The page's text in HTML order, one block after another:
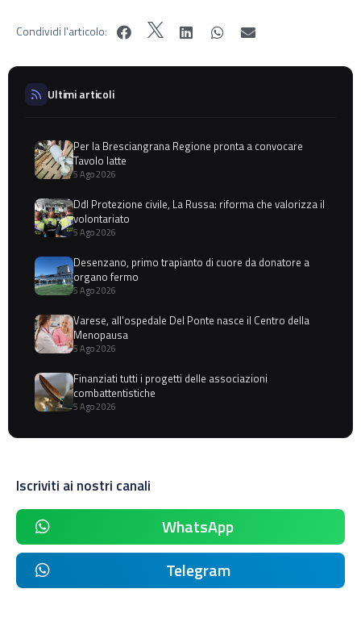
Condividi l'articolo:
Ultimi articoli
Per la Bresciangrana Regione pronta a convocare
Tavolo latte
5 Ago 2026
Ddl Protezione civile, La Russa: riforma che valorizza il
volontariato
5 Ago 2026
Desenzano, primo trapianto di cuore da donatore a
organo fermo
5 Ago 2026
Varese, all'ospedale Del Ponte nasce il Centro della
Menopausa
5 Ago 2026
Finanziati tutti i progetti delle associazioni
combattentistiche
5 Ago 2026
Iscriviti ai nostri canali
WhatsApp
Telegram